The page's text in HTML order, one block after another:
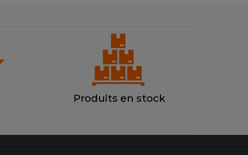
Produits en stock